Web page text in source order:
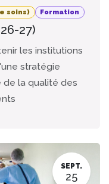
soins) Formation
27)
les institutions
stratégie
de la qualité des
SEPT.
25